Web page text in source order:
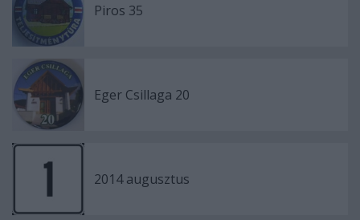
Piros 35
Eger Csillaga 20
2014 augusztus